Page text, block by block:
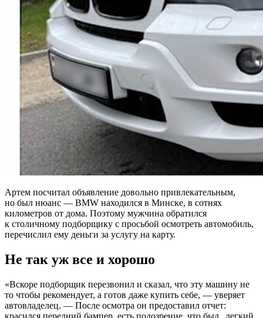
Артем посчитал объявление довольно привлекательным,
но был нюанс — BMW находился в Минске, в сотнях
километров от дома. Поэтому мужчина обратился
к столичному подборщику с просьбой осмотреть автомобиль,
перечислил ему деньги за услугу на карту.
Не так уж все и хорошо
«Вскоре подборщик перезвонил и сказал, что эту машину не
то чтобы рекомендует, а готов даже купить себе, — уверяет
автовладелец. — После осмотра он предоставил отчет:
красился передний бампер, есть подозрение, что был „легкий